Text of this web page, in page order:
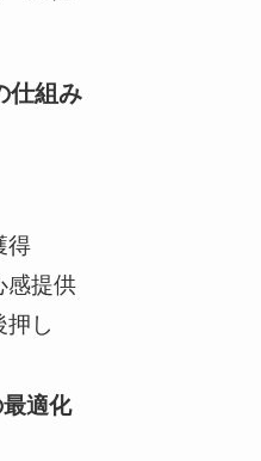
仕組み
得
感提供
押し
適化